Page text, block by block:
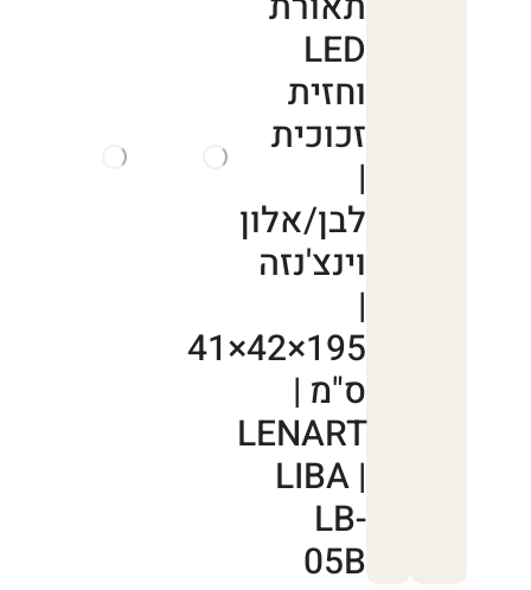
LED
וחזית
זכוכית
|
לבן/אלון
וינצ'נזה
|
195×42×41
ס"מ |
LENART
LIBA |
LB-
05B